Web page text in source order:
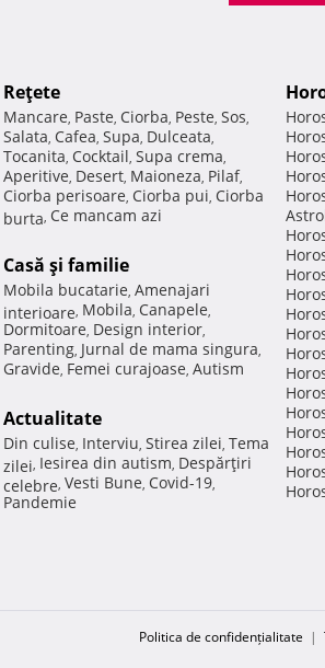
Reţete
Mancare, Paste, Ciorba, Peste, Sos,
Salata, Cafea, Supa, Dulceata,
Tocanita, Cocktail, Supa crema,
Aperitive, Desert, Maioneza, Pilaf,
Ciorba perisoare, Ciorba pui, Ciorba
burta, Ce mancam azi
Casă şi familie
Mobila bucatarie, Amenajari
interioare, Mobila, Canapele,
Dormitoare, Design interior,
Parenting, Jurnal de mama singura,
Gravide, Femei curajoase, Autism
Actualitate
Din culise, Interviu, Stirea zilei, Tema
zilei, Iesirea din autism, Despărţiri
celebre, Vesti Bune, Covid-19,
Pandemie
Politica de confidențialitate |